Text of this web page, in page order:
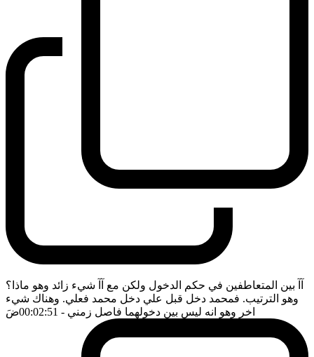
آآ بين المتعاطفين في حكم الدخول ولكن مع آآ شيء زائد وهو ماذا؟
وهو الترتيب. فمحمد دخل قبل علي دخل محمد فعلي. وهناك شيء
اخر وهو انه ليس بين دخولهما فاصل زمني - 00:02:51 ضَ